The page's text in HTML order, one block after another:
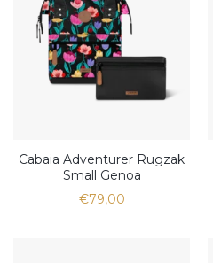
Cabaia Adventurer Rugzak
Small Genoa
€79,00